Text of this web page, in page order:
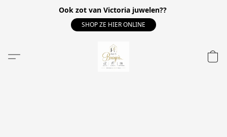
Ook zot van Victoria juwelen??
SHOP ZE HIER ONLINE